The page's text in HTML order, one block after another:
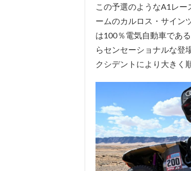
この予選のようなA1レー
ームのカルロス・サイン
は100％電気自動車であ
らセンセーショナルな登
クシデントにより大きく